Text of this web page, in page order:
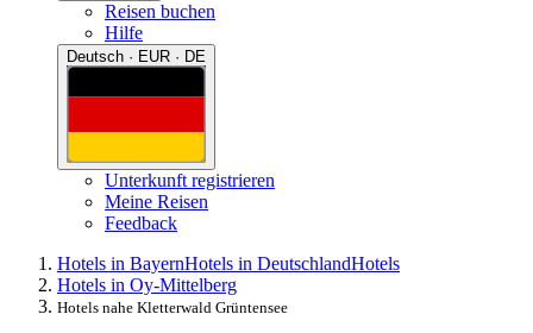
Reisen buchen
Hilfe
Deutsch · EUR · DE
Unterkunft registrieren
Meine Reisen
Feedback
Hotels in BayernHotels in DeutschlandHotels
Hotels in Oy-Mittelberg
Hotels nahe Kletterwald Grüntensee